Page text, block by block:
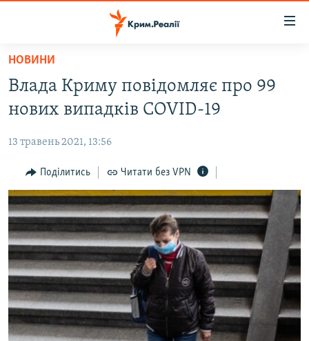
Перейти
основного
матеріалу
до
навігації
Перейти
до
пошуку
ВОДА.КРИМ
ПОЛІТИКА
БЛОГИ
ПОГЛЯД
ІНТЕРВ'Ю
ВСЕ ЗА ДЕНЬ
СПЕЦПРОЕКТИ
ДЕПОРТАЦІЯ
ВІДЕОУРОКИ «ELIFBE»
ЯК ОБІЙТИ БЛОКУВАННЯ
Русский
НОВИНИ
Влада Криму повідомляє про 99
нових випадків COVID-19
13 травень 2021, 13:56
Поділитись Читати без VPN